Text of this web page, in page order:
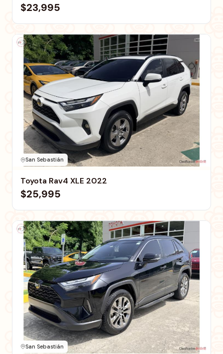
$23,995
San Sebastián
Toyota Rav4 XLE 2022
$25,995
San Sebastián